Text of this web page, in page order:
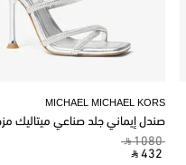
MICHAEL MICHAEL KORS
صندل إيماني جلد صناعي ميتاليك
‎ ⃁ 1080 ‎
‎ ⃁ 432 ‎